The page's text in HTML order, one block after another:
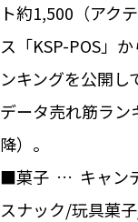
ト約1,500（アク
ス「KSP-POS」
ンキングを公開し
データ売れ筋ラン
降）。
■菓子 … キャン
スナック/玩具菓